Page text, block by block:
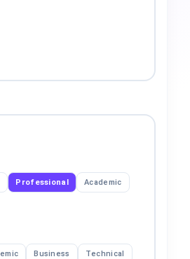
Professional Academic
Business Technical